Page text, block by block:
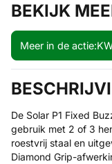
BEKIJK
Meer in de actie:
De Solar P1 Fixed
gebruik met 2 of 3
roestvrij staal en
Diamond Grip-